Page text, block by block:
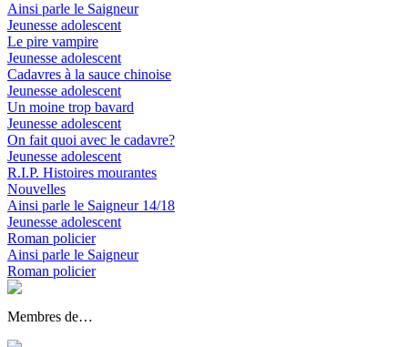
Ainsi parle le Saigneur
Jeunesse adolescent
Le pire vampire
Jeunesse adolescent
Cadavres à la sauce chinoise
Jeunesse adolescent
Un moine trop bavard
Jeunesse adolescent
On fait quoi avec le cadavre?
Jeunesse adolescent
R.I.P. Histoires mourantes
Nouvelles
Ainsi parle le Saigneur 14/18
Jeunesse adolescent
Roman policier
Ainsi parle le Saigneur
Roman policier
Membres de…